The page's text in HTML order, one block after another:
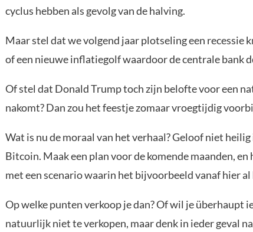
cyclus hebben als gevolg van de halving.
Maar stel dat we volgend jaar plotseling een recessie
of een nieuwe inflatiegolf waardoor de centrale bank
Of stel dat Donald Trump toch zijn belofte voor een
nakomt? Dan zou het feestje zomaar vroegtijdig
Wat is nu de moraal van het verhaal? Geloof niet
Bitcoin. Maak een plan voor de komende maanden,
met een scenario waarin het bijvoorbeeld vanaf hier
Op welke punten verkoop je dan? Of wil je überhaupt
natuurlijk niet te verkopen, maar denk in ieder geval